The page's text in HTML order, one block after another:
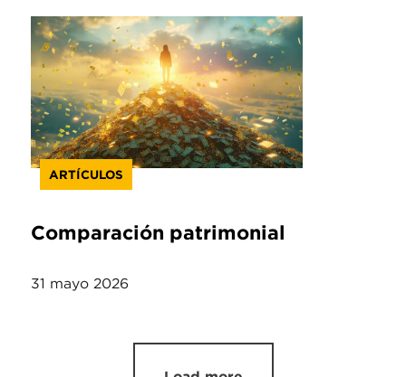
ARTÍCULOS
Comparación patrimonial
31 mayo 2026